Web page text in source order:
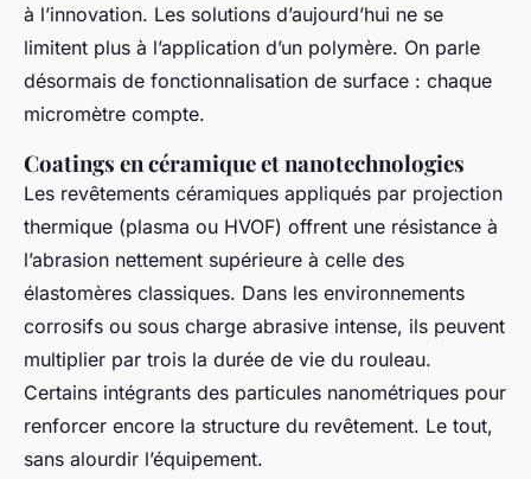
à l’innovation. Les solutions d’aujourd’hui ne se
limitent plus à l’application d’un polymère. On parle
désormais de fonctionnalisation de surface : chaque
micromètre compte.
Coatings en céramique et nanotechnologies
Les revêtements céramiques appliqués par projection
thermique (plasma ou HVOF) offrent une résistance à
l’abrasion nettement supérieure à celle des
élastomères classiques. Dans les environnements
corrosifs ou sous charge abrasive intense, ils peuvent
multiplier par trois la durée de vie du rouleau.
Certains intégrants des particules nanométriques pour
renforcer encore la structure du revêtement. Le tout,
sans alourdir l’équipement.